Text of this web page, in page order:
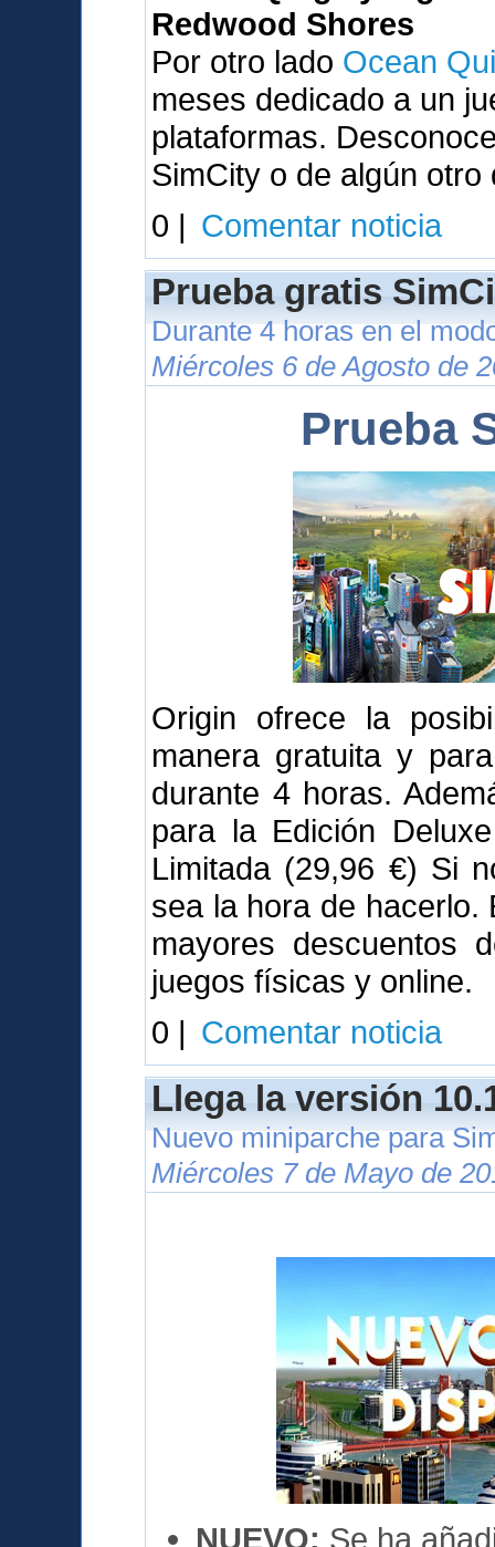
Redwood Shores
Por otro lado Ocean
meses dedicado a un
plataformas.
SimCity o de algún
0 | Comentar noticia
Prueba gratis
Durante 4 horas en el
Miércoles 6 de Agosto de
Prueba
Origin ofrece la
manera gratuita y
durante 4 horas.
para la Edición
Limitada (29,96 €) Si
sea la hora de hacerlo.
mayores descuentos
juegos físicas y online.
0 | Comentar noticia
Llega la versión
Nuevo miniparche para
Miércoles 7 de Mayo de
NUEVO: Se ha